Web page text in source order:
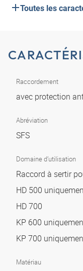
Toutes les
Raccordement
avec protection
Abréviation
SFS
Domaine d’utilisation
Raccord à sertir
HD 500
HD 700
KP 600
KP 700
Matériau